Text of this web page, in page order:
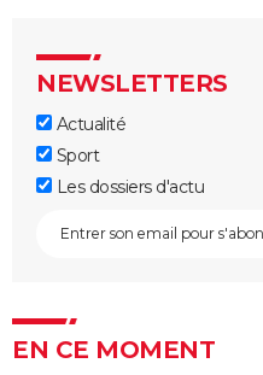
NEWSLETTERS
Actualité
Sport
Les dossiers d'actu
EN CE MOMENT